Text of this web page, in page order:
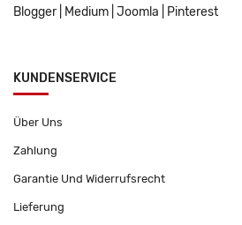
Blogger
Medium Joomla Pinterest
KUNDENSERVICE
Über Uns
Zahlung
Garantie Und Widerrufsrecht
Lieferung